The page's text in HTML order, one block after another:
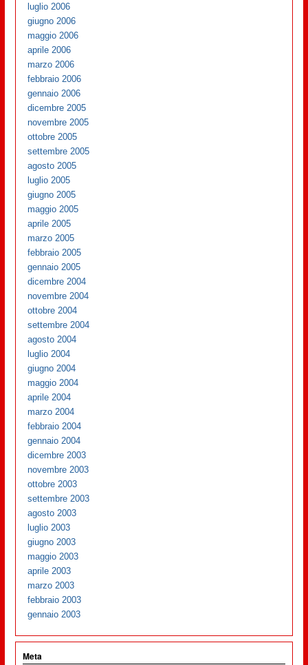
luglio 2006
giugno 2006
maggio 2006
aprile 2006
marzo 2006
febbraio 2006
gennaio 2006
dicembre 2005
novembre 2005
ottobre 2005
settembre 2005
agosto 2005
luglio 2005
giugno 2005
maggio 2005
aprile 2005
marzo 2005
febbraio 2005
gennaio 2005
dicembre 2004
novembre 2004
ottobre 2004
settembre 2004
agosto 2004
luglio 2004
giugno 2004
maggio 2004
aprile 2004
marzo 2004
febbraio 2004
gennaio 2004
dicembre 2003
novembre 2003
ottobre 2003
settembre 2003
agosto 2003
luglio 2003
giugno 2003
maggio 2003
aprile 2003
marzo 2003
febbraio 2003
gennaio 2003
Meta